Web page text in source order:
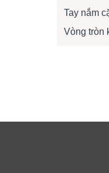
Tay nắm
Vòng tròn